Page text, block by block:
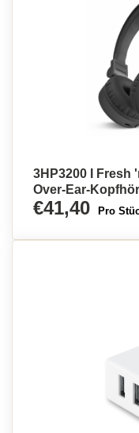
3HP3200 I Fresh
Over-Ear-
€41,40 Pro